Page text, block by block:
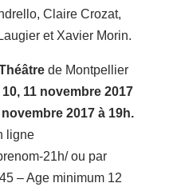
Claire Crozat,
et Xavier Morin.
de Montpellier
10, 11 novembre 2017
novembre 2017 à 19h.
ligne
21h/ ou par
– Age minimum 12